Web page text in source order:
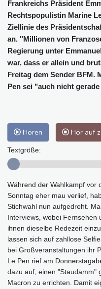
Frankreichs Präsident
Rechtspopulistin Marine
Ziellinie des
an. "Millionen von
Regierung unter
war, dass er allein und
Freitag dem Sender BFM.
Pen sei "auch nicht
Hören Hör auf
Textgröße:
Während der Wahlkampf vor
Sonntag eher mau verlief,
Stichwahl nun aufgedreht.
Interviews, wobei Fernsehen
ihnen dieselbe Redezeit
lassen sich auf zahllose
bei Großveranstaltungen ihr
Le Pen rief am
dazu auf, einen "Staudamm"
Macron zu errichten. Damit